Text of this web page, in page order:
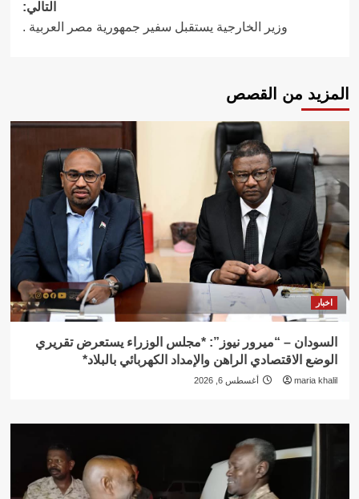
التالي:
وزير الخارجية يستقبل سفير جمهورية مصر العربية .
المزيد من القصص
اخبار
السودان – “ميرور نيوز”: *مجلس الوزراء يستعرض تقريري
الوضع الاقتصادي الراهن والإمداد الكهربائي بالبلاد*
maria khalil أغسطس 6, 2026